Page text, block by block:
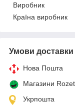
Виробник
Країна виробник
Умови доставки
Нова Пошта
Магазини
Укрпошта